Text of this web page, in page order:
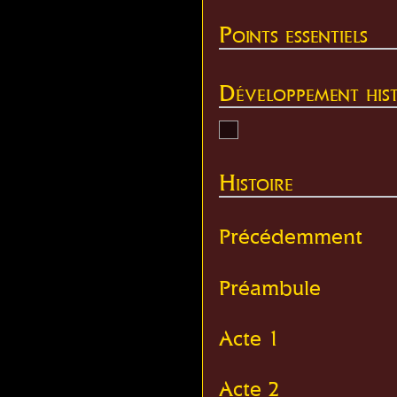
Points essentiels
Développement
Histoire
Précédemment
Préambule
Acte 1
Acte 2